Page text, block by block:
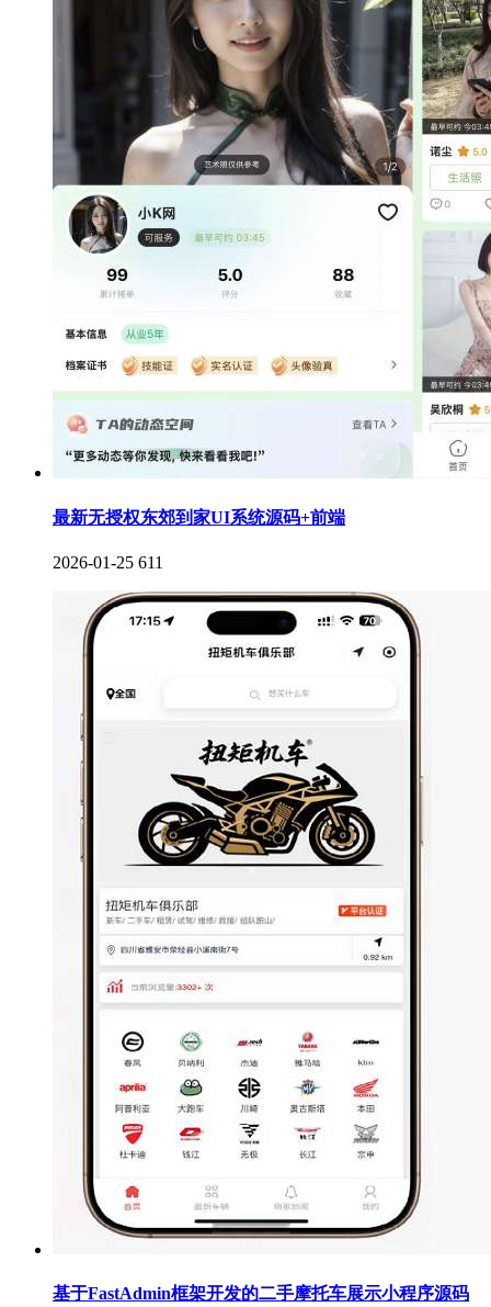
最新无授权东郊到家UI系统源码+前端
2026-01-25 611
基于FastAdmin框架开发的二手摩托车展示小程序源码